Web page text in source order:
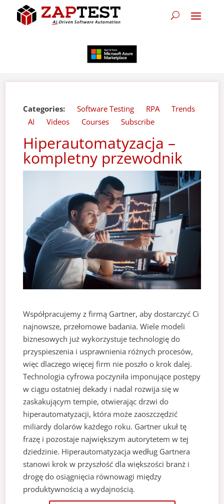
Categories: Software Testing RPA
Trends
AI
Videos Courses Subscribe
Hiperautomatyzacja –
kompletny przewodnik
Współpracujemy z firmą Gartner, aby dostarczyć Ci
najnowsze, przełomowe badania. Wiele modeli
biznesowych już wykorzystuje technologię do
przyspieszenia i usprawnienia różnych procesów,
więc dlaczego więcej firm nie poszło o krok dalej.
Technologia cyfrowa poczyniła imponujące postępy
w ciągu ostatniej dekady i nadal rozwija się w
zaskakującym tempie, otwierając drzwi do
hiperautomatyzacji, która może zaoszczędzić
miliardy dolarów każdego roku. Gartner ukuł tę
frazę i pozostaje największym autorytetem w tej
dziedzinie. Hiperautomatyzacja według Gartnera
stanowi krok w przyszłość dla większości branż i
drogę do osiągnięcia równowagi między
produktywnością a wydajnością.